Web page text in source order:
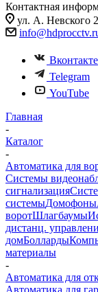
Контактная
ул. А. Невского
Вконтакте
Telegram
YouTube
Главная
-
Каталог
-
Автоматика для
Системы
сигнализация
системыДомофоны
воротШлагбаумы
дистанц.
домБолларды
материалы
-
Автоматика для
Автоматика для